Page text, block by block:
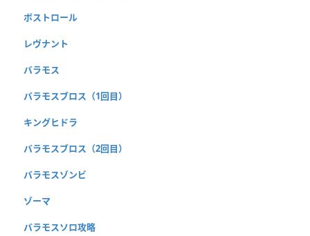
ボストロール
レヴナント
バラモス
バラモスブロス（1回目）
キングヒドラ
バラモスブロス（2回目）
バラモスゾンビ
ゾーマ
バラモスソロ攻略